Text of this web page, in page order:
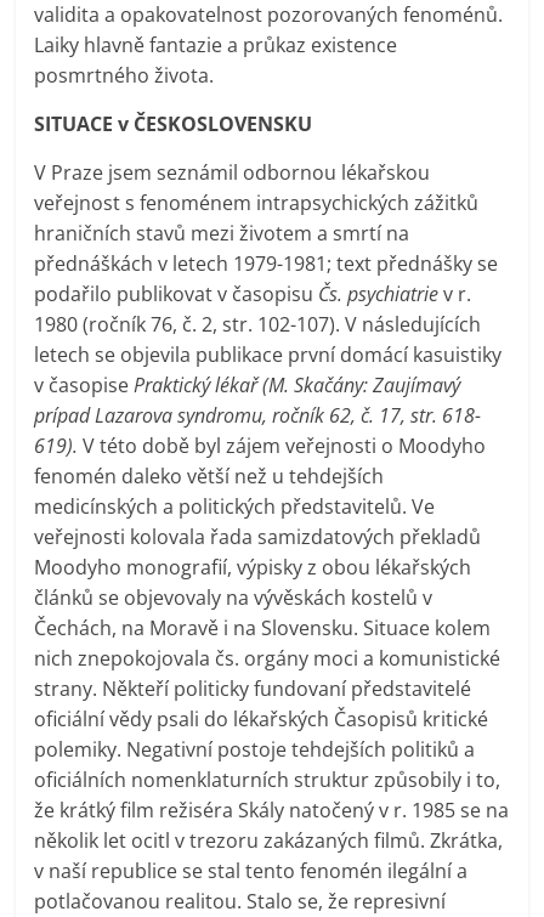
validita a opakovatelnost pozorovaných fenoménů.
Laiky hlavně fantazie a průkaz existence
posmrtného života.
SITUACE v ČESKOSLOVENSKU
V Praze jsem seznámil odbornou lékařskou
veřejnost s fenoménem intrapsychických zážitků
hraničních stavů mezi životem a smrtí na
přednáškách v letech 1979-1981; text přednášky se
podařilo publikovat v časopisu Čs. psychiatriev r.
1980 (ročník 76, č. 2, str. 102-107). V následujících
letech se objevila publikace první domácí kasuistiky
v časopisePraktický lékař (M. Skačány: Zaujímavý
prípad Lazarova syndromu, ročník 62, č. 17, str. 618-
619). V této době byl zájem veřejnosti o Moodyho
fenomén daleko větší než u tehdejších
medicínských a politických představitelů. Ve
veřejnosti kolovala řada samizdatových překladů
Moodyho monografií, výpisky z obou lékařských
článků se objevovaly na vývěskách kostelů v
Čechách, na Moravě i na Slovensku. Situace kolem
nich znepokojovala čs. orgány moci a komunistické
strany. Někteří politicky fundovaní představitelé
oficiální vědy psali do lékařských Časopisů kritické
polemiky. Negativní postoje tehdejších politiků a
oficiálních nomenklaturních struktur způsobily i to,
že krátký film režiséra Skály natočený v r. 1985 se na
několik let ocitl v trezoru zakázaných filmů. Zkrátka,
v naší republice se stal tento fenomén ilegální a
potlačovanou realitou. Stalo se, že represivní